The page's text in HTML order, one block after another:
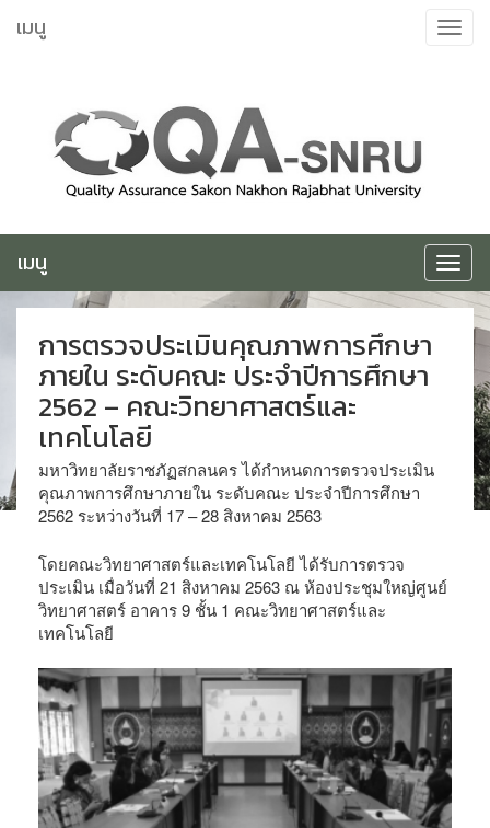
ไป
Toggle
เมนู
Toggle
เมนู
การตรวจประเมินคุณภาพการศึกษา
ภายใน ระดับคณะ ประจำปีการศึกษา
2562 – คณะวิทยาศาสตร์และ
เทคโนโลยี
มหาวิทยาลัยราชภัฏสกลนคร ได้กำหนดการตรวจประเมิน
คุณภาพการศึกษาภายใน ระดับคณะ ประจำปีการศึกษา
2562 ระหว่างวันที่ 17 – 28 สิงหาคม 2563
โดยคณะวิทยาศาสตร์และเทคโนโลยี ได้รับการตรวจ
ประเมิน เมื่อวันที่ 21 สิงหาคม 2563 ณ ห้องประชุมใหญ่ศูนย์
วิทยาศาสตร์ อาคาร 9 ชั้น 1 คณะวิทยาศาสตร์และ
เทคโนโลยี